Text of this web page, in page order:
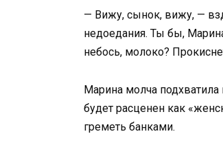
— Вижу, сынок, вижу, —
недоедания. Ты бы,
небось, молоко?
Марина молча подхватила
будет расценен как
греметь банками.